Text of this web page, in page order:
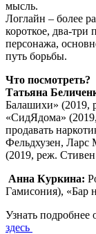
мысль.
Логлайн – более
короткое, два-
персонажа,
путь борьбы.
Что посмотреть?
Татьяна
Балашихи» (2019,
«СидЯдома»
продавать
Фельдхузен, Ларс
(2019, реж.
Анна Куркина:
Гамисония), «Бар
Узнать подробнее
здесь